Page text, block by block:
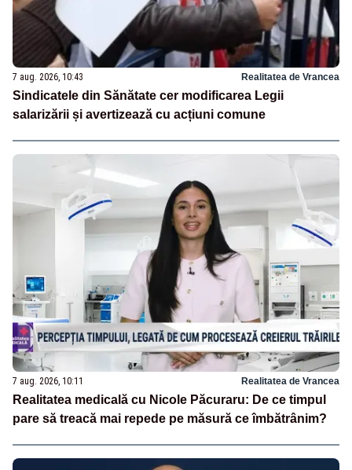
7 aug. 2026, 10:43 Realitatea de Vrancea
Sindicatele din Sănătate cer modificarea Legii
salarizării și avertizează cu acțiuni comune
7 aug. 2026, 10:11 Realitatea de Vrancea
Realitatea medicală cu Nicole Păcuraru: De ce timpul
pare să treacă mai repede pe măsură ce îmbătrânim?